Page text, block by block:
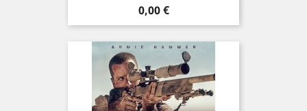
Prix
0,00 €